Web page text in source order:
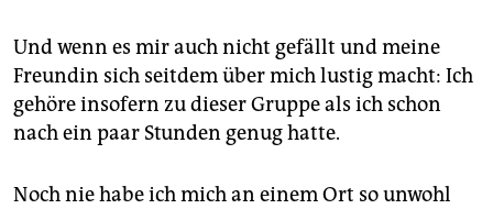
Und wenn es mir auch nicht gefällt und meine
Freundin sich seitdem über mich lustig macht: Ich
gehöre insofern zu dieser Gruppe als ich schon
nach ein paar Stunden genug hatte.
Noch nie habe ich mich an einem Ort so unwohl